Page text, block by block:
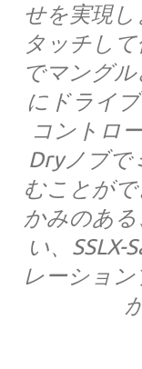
せを実現
タッチし
でマング
にドライ
コントロ
Dryノブで
むことが
かみのあ
い、
レーショ